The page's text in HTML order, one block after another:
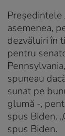
Preşedintele
asemenea,
dezvăluiri în
pentru
spuneau
sunat pe
glumă -,
spus Biden.
spus Biden.